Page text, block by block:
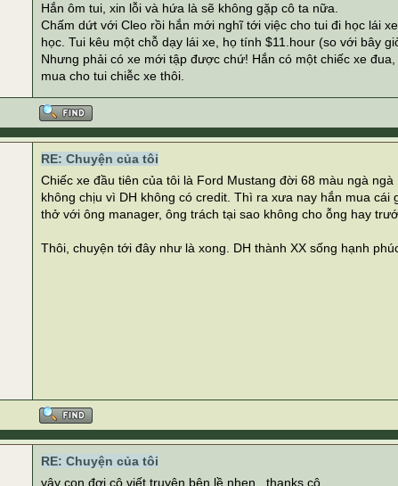
Hắn ôm tui, xin lỗi và hứa là sẽ không gặp cô ta nữa.
Chấm dứt với Cleo rồi hắn mới nghĩ tới việc cho tui đi học lái
học. Tui kêu một chỗ dạy lái xe, họ tính $11.hour (so với bây
Nhưng phải có xe mới tập được chứ! Hắn có một chiếc xe
mua cho tui chiễc xe thôi.
RE: Chuyện của tôi
Chiếc xe đầu tiên của tôi là Ford Mustang đời 68 màu ngà
không chịu vì DH không có credit. Thì ra xưa nay hắn mua
thở với ông manager, ông trách tại sao không cho ỗng hay
Thôi, chuyện tới đây như là xong. DH thành XX sống hạnh
RE: Chuyện của tôi
vậy con đợi cô viết truyện bên lề nhen , thanks cô